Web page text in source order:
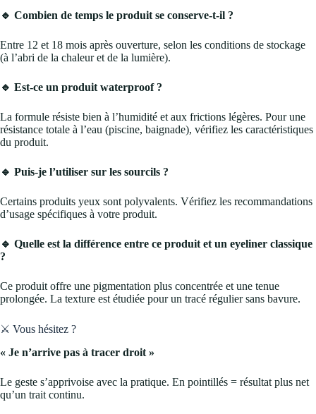
🔹 Combien de temps le produit se conserve-t-il ?
Entre 12 et 18 mois après ouverture, selon les conditions de stockage
(à l’abri de la chaleur et de la lumière).
🔹 Est-ce un produit waterproof ?
La formule résiste bien à l’humidité et aux frictions légères. Pour une
résistance totale à l’eau (piscine, baignade), vérifiez les caractéristiques
du produit.
🔹 Puis-je l’utiliser sur les sourcils ?
Certains produits yeux sont polyvalents. Vérifiez les recommandations
d’usage spécifiques à votre produit.
🔹 Quelle est la différence entre ce produit et un eyeliner classique
?
Ce produit offre une pigmentation plus concentrée et une tenue
prolongée. La texture est étudiée pour un tracé régulier sans bavure.
⚔️ Vous hésitez ?
« Je n’arrive pas à tracer droit »
Le geste s’apprivoise avec la pratique. En pointillés = résultat plus net
qu’un trait continu.